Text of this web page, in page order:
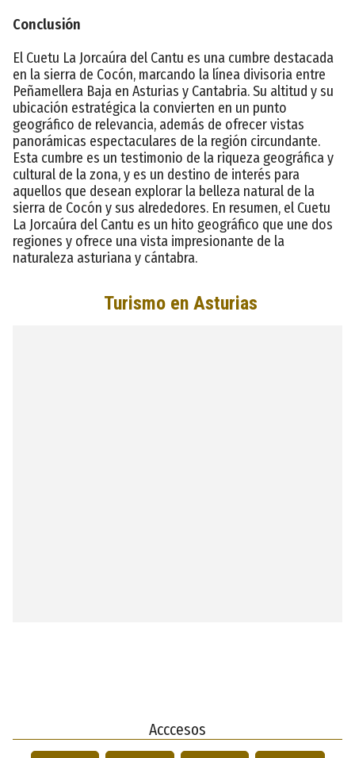
Conclusión
El Cuetu La Jorcaúra del Cantu es una cumbre destacada
en la sierra de Cocón, marcando la línea divisoria entre
Peñamellera Baja en Asturias y Cantabria. Su altitud y su
ubicación estratégica la convierten en un punto
geográfico de relevancia, además de ofrecer vistas
panorámicas espectaculares de la región circundante.
Esta cumbre es un testimonio de la riqueza geográfica y
cultural de la zona, y es un destino de interés para
aquellos que desean explorar la belleza natural de la
sierra de Cocón y sus alrededores. En resumen, el Cuetu
La Jorcaúra del Cantu es un hito geográfico que une dos
regiones y ofrece una vista impresionante de la
naturaleza asturiana y cántabra.
Acccesos